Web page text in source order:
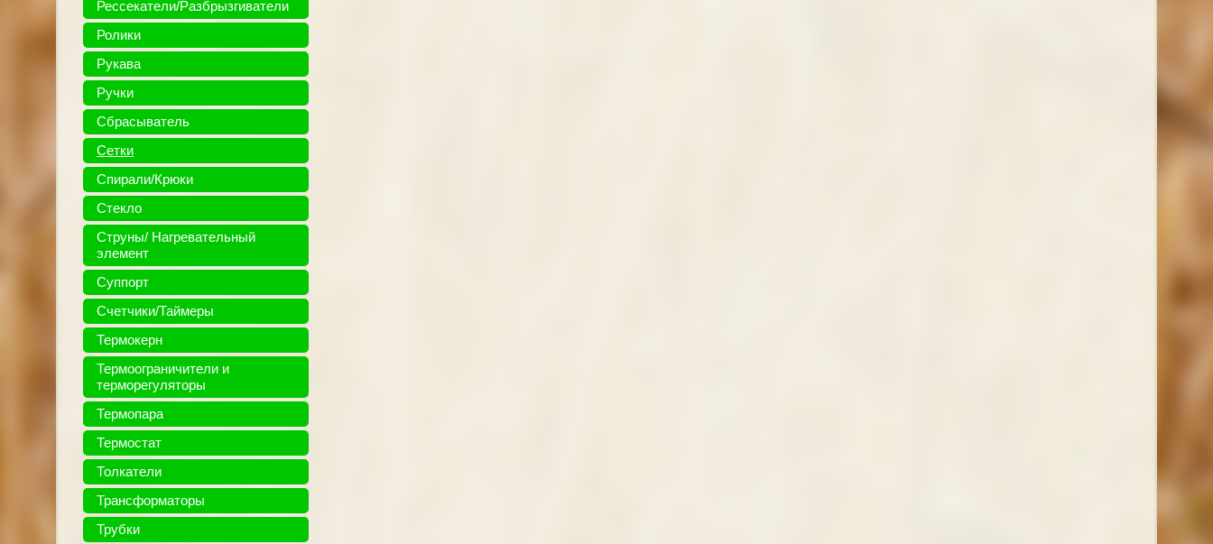
Рессекатели/Разбрызгиватели
Ролики
Рукава
Ручки
Сбрасыватель
Сетки
Спирали/Крюки
Стекло
Струны/ Нагревательный
элемент
Суппорт
Счетчики/Таймеры
Термокерн
Термоограничители и
терморегуляторы
Термопара
Термостат
Толкатели
Трансформаторы
Трубки